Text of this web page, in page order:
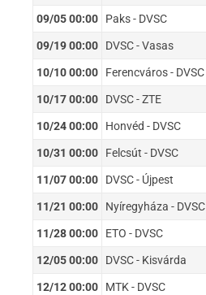
09/05 00:00 Paks - DVSC
09/19 00:00 DVSC - Vasas
10/10 00:00 Ferencváros - DVSC
10/17 00:00 DVSC - ZTE
10/24 00:00 Honvéd - DVSC
10/31 00:00 Felcsút - DVSC
11/07 00:00 DVSC - Újpest
11/21 00:00 Nyíregyháza - DVSC
11/28 00:00 ETO - DVSC
12/05 00:00 DVSC - Kisvárda
12/12 00:00 MTK - DVSC